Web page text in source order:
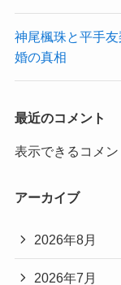
神尾楓珠と平手
婚の真相
最近のコメント
表示できるコメン
アーカイブ
2026年8月
2026年7月